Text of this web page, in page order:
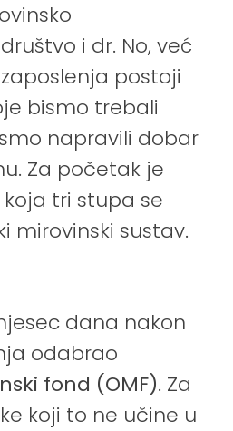
i dr. No, već
postoji
bismo trebali
napravili dobar
Za početak je
tri stupa se
mirovinski sustav.
dana nakon
odabrao
fond (OMF). Za
koji to ne učine u